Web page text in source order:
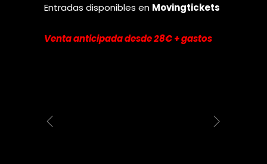
Entradas disponibles en Movingtickets
Venta anticipada desde 28€ + gastos